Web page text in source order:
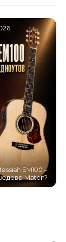
EM100 –
Maton?